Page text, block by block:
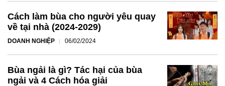
Cách làm bùa cho người yêu quay
về tại nhà (2024-2029)
DOANH NGHIỆP 06/02/2024
Bùa ngải là gì? Tác hại của bùa
ngải và 4 Cách hóa giải